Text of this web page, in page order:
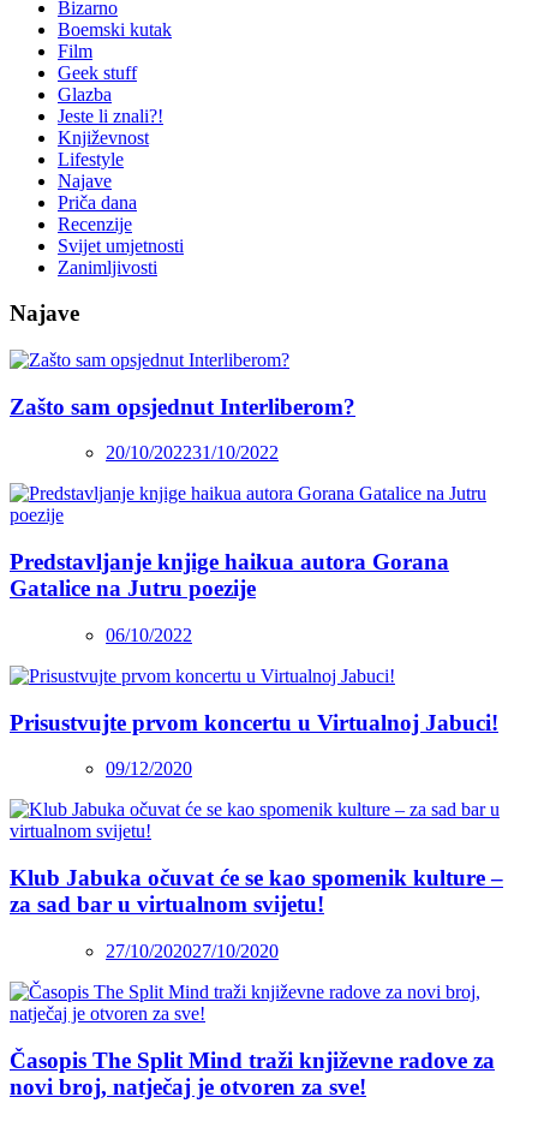
Bizarno
Boemski kutak
Film
Geek stuff
Glazba
Jeste li znali?!
Književnost
Lifestyle
Najave
Priča dana
Recenzije
Svijet umjetnosti
Zanimljivosti
Najave
Zašto sam opsjednut Interliberom?
20/10/202231/10/2022
Predstavljanje knjige haikua autora Gorana
Gatalice na Jutru poezije
06/10/2022
Prisustvujte prvom koncertu u Virtualnoj Jabuci!
09/12/2020
Klub Jabuka očuvat će se kao spomenik kulture –
za sad bar u virtualnom svijetu!
27/10/202027/10/2020
Časopis The Split Mind traži književne radove za
novi broj, natječaj je otvoren za sve!